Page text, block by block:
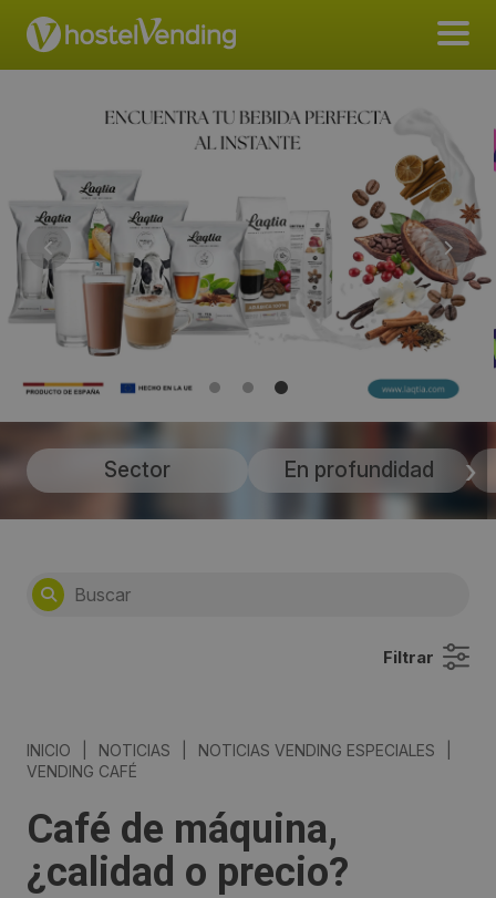
Sector En profundidad
Filtrar
INICIO NOTICIAS NOTICIAS VENDING ESPECIALES
VENDING CAFÉ
Café de máquina,
¿calidad o precio?